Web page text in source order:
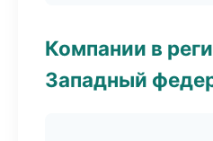
Компании в
Западный